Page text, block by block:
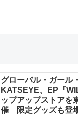
グローバル・ガール
KATSEYE、EP『
ップアップストアを
催 限定グッズも登